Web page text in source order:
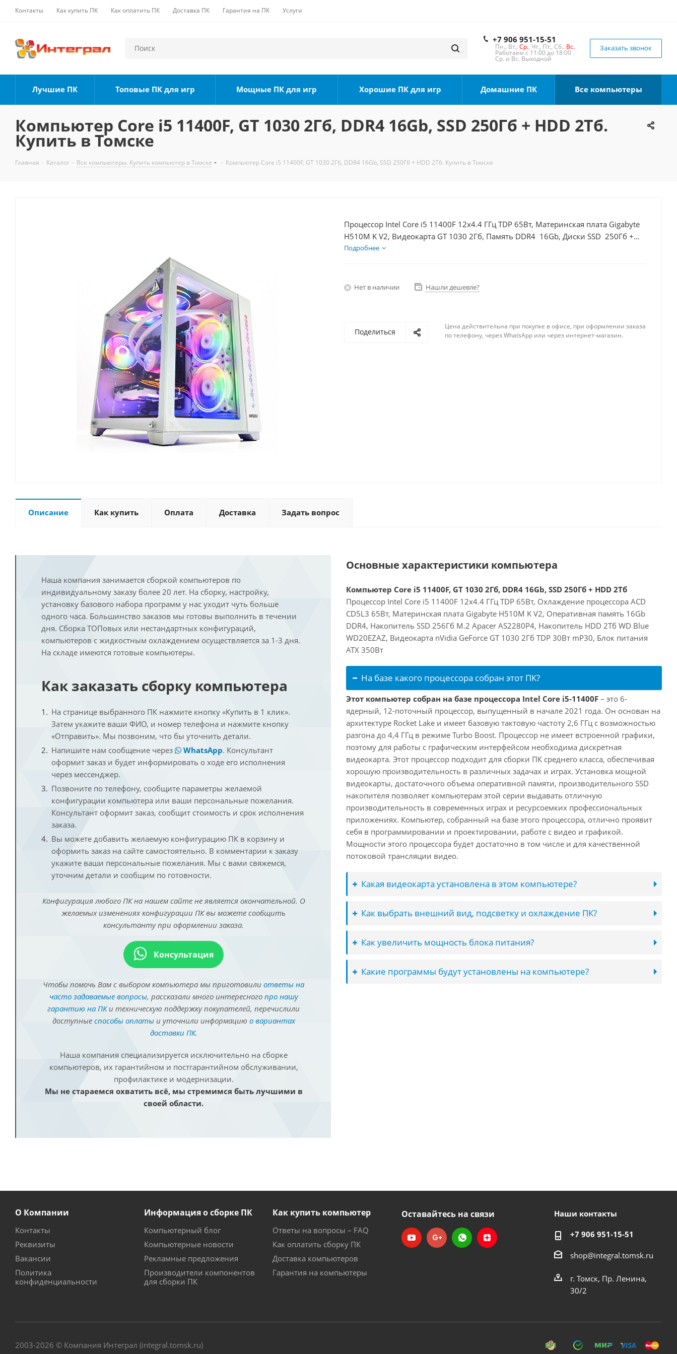
Контакты Как купить ПК Как оплатить ПК Доставка ПК Гарантия на ПК Услуги
+7 906 951-15-51
Пн., Вт., Ср., Чт., Пт., Сб., Вс.
Работаем с 11:00 до 18:00
Ср. и Вс. Выходной
Заказать звонок
Лучшие ПК Топовые ПК для игр Мощные ПК для игр Хорошие ПК для игр Домашние ПК Все компьютеры
Компьютер Core i5 11400F, GT 1030 2Гб, DDR4 16Gb, SSD 250Гб + HDD 2Тб.
Купить в Томске
Главная - Каталог - Все компьютеры. Купить компьютер в Томске - Компьютер Core i5 11400F, GT 1030 2Гб, DDR4 16Gb, SSD 250Гб + HDD 2Тб. Купить в Томске
Процессор Intel Core i5 11400F 12x4.4 ГГц TDP 65Вт, Материнская плата Gigabyte
H510M K V2, Видеокарта GT 1030 2Гб, Память DDR4 16Gb, Диски SSD 250Гб +
HDD 2Тб, БП 350Вт
Подробнее
Нет в наличии Нашли дешевле?
Поделиться
Цена действительна при покупке в офисе, при оформлении заказа
по телефону, через WhatsApp или через интернет-магазин.
Описание Как купить Оплата Доставка Задать вопрос
Наша компания занимается сборкой компьютеров по
индивидуальному заказу более 20 лет. На сборку, настройку,
установку базового набора программ у нас уходит чуть больше
одного часа. Большинство заказов мы готовы выполнить в течении
дня. Сборка ТОПовых или нестандартных конфигураций,
компьютеров с жидкостным охлаждением осуществляется за 1-3 дня.
На складе имеются готовые компьютеры.
Как заказать сборку компьютера
На странице выбранного ПК нажмите кнопку «Купить в 1 клик».
Затем укажите ваши ФИО, и номер телефона и нажмите кнопку
«Отправить». Мы позвоним, что бы уточнить детали.
Напишите нам сообщение через
WhatsApp. Консультант
оформит заказ и будет информировать о ходе его исполнения
через мессенджер.
Позвоните по телефону, сообщите параметры желаемой
конфигурации компьютера или ваши персональные пожелания.
Консультант оформит заказ, сообщит стоимость и срок исполнения
заказа.
Вы можете добавить желаемую конфигурацию ПК в корзину и
оформить заказ на сайте самостоятельно. В комментарии к заказу
укажите ваши персональные пожелания. Мы с вами свяжемся,
уточним детали и сообщим по готовности.
Конфигурация любого ПК на нашем сайте не является окончательной. О
желаемых изменениях конфигурации ПК вы можете сообщить
консультанту при оформлении заказа.
Консультация
Чтобы помочь Вам с выбором компьютера мы приготовили ответы на
часто задаваемые вопросы, рассказали много интересного про нашу
гарантию на ПКи техническую поддержку покупателей, перечислили
доступные способы оплатыи уточнили информацию о вариантах
доставки ПК.
Наша компания специализируется исключительно на сборке
компьютеров, их гарантийном и постгарантийном обслуживании,
профилактике и модернизации.
Мы не стараемся охватить всё, мы стремимся быть лучшими в
своей области.
Основные характеристики компьютера
Компьютер Core i5 11400F, GT 1030 2Гб, DDR4 16Gb, SSD 250Гб + HDD 2Тб
Процессор Intel Core i5 11400F 12x4.4 ГГц TDP 65Вт, Охлаждение процессора ACD
CD5L3 65Вт, Материнская плата Gigabyte H510M K V2, Оперативная память 16Gb
DDR4, Накопитель SSD 256Гб M.2 Apacer AS2280P4, Накопитель HDD 2Тб WD Blue
WD20EZAZ, Видеокарта nVidia GeForce GT 1030 2Гб TDP 30Вт mP30, Блок питания
ATX 350Вт
На базе какого процессора собран этот ПК?
Этот компьютер собран на базе процессора Intel Core i5-11400F – это 6-
ядерный, 12-поточный процессор, выпущенный в начале 2021 года. Он основан на
архитектуре Rocket Lake и имеет базовую тактовую частоту 2,6 ГГц с возможностью
разгона до 4,4 ГГц в режиме Turbo Boost. Процессор не имеет встроенной графики,
поэтому для работы с графическим интерфейсом необходима дискретная
видеокарта. Этот процессор подходит для сборки ПК среднего класса, обеспечивая
хорошую производительность в различных задачах и играх. Установка мощной
видеокарты, достаточного объема оперативной памяти, производительного SSD
накопителя позволяет компьютерам этой серии выдавать отличную
производительность в современных играх и ресурсоемких профессиональных
приложениях. Компьютер, собранный на базе этого процессора, отлично проявит
себя в программировании и проектировании, работе с видео и графикой.
Мощности этого процессора будет достаточно в том числе и для качественной
потоковой трансляции видео.
Какая видеокарта установлена в этом компьютере?
Как выбрать внешний вид, подсветку и охлаждение ПК?
Как увеличить мощность блока питания?
Какие программы будут установлены на компьютере?
О Компании
Контакты
Реквизиты
Вакансии
Политика
конфиденциальности
Информация о сборке ПК
Компьютерный блог
Компьютерные новости
Рекламные предложения
Производители компонентов
для сборки ПК
Как купить компьютер
Ответы на вопросы – FAQ
Как оплатить сборку ПК
Доставка компьютеров
Гарантия на компьютеры
Оставайтесь на связи Наши контакты
+7 906 951-15-51
shop@integral.tomsk.ru
г. Томск, Пр. Ленина,
30/2
2003-2026 © Компания Интеграл (integral.tomsk.ru)